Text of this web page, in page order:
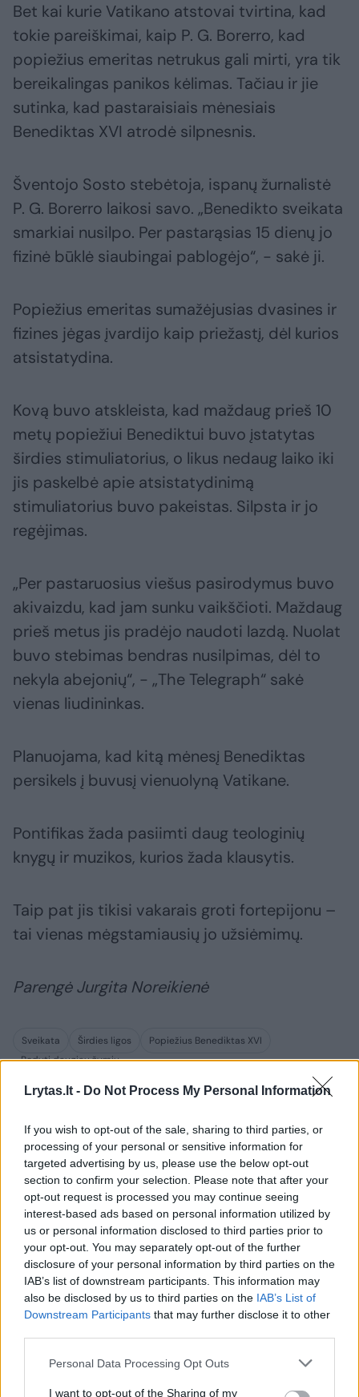
Lrytas.lt - Do Not Process My Personal Information
If you wish to opt-out of the sale, sharing to third parties, or
processing of your personal or sensitive information for
targeted advertising by us, please use the below opt-out
section to confirm your selection. Please note that after your
opt-out request is processed you may continue seeing
interest-based ads based on personal information utilized by
us or personal information disclosed to third parties prior to
your opt-out. You may separately opt-out of the further
disclosure of your personal information by third parties on the
IAB’s list of downstream participants. This information may
also be disclosed by us to third parties on the IAB’s List of
Downstream Participants that may further disclose it to other
Personal Data Processing Opt Outs
I want to opt-out of the Sharing of my
Bet kai kurie Vatikano atstovai tvirtina, kad
tokie pareiškimai, kaip P. G. Borerro, kad
popiežius emeritas netrukus gali mirti, yra tik
bereikalingas panikos kėlimas. Tačiau ir jie
sutinka, kad pastaraisiais mėnesiais
Benediktas XVI atrodė silpnesnis.
Šventojo Sosto stebėtoja, ispanų žurnalistė
P. G. Borerro laikosi savo. „Benedikto sveikata
smarkiai nusilpo. Per pastarąsias 15 dienų jo
fizinė būklė siaubingai pablogėjo“, - sakė ji.
Popiežius emeritas sumažėjusias dvasines ir
fizines jėgas įvardijo kaip priežastį, dėl kurios
atsistatydina.
Kovą buvo atskleista, kad maždaug prieš 10
metų popiežiui Benediktui buvo įstatytas
širdies stimuliatorius, o likus nedaug laiko iki
jis paskelbė apie atsistatydinimą
stimuliatorius buvo pakeistas. Silpsta ir jo
regėjimas.
„Per pastaruosius viešus pasirodymus buvo
akivaizdu, kad jam sunku vaikščioti. Maždaug
prieš metus jis pradėjo naudoti lazdą. Nuolat
buvo stebimas bendras nusilpimas, dėl to
nekyla abejonių“, - „The Telegraph“ sakė
vienas liudininkas.
Planuojama, kad kitą mėnesį Benediktas
persikels į buvusį vienuolyną Vatikane.
Pontifikas žada pasiimti daug teologinių
knygų ir muzikos, kurios žada klausytis.
Taip pat jis tikisi vakarais groti fortepijonu –
tai vienas mėgstamiausių jo užsiėmimų.
Parengė Jurgita Noreikienė
Sveikata Širdies ligos
Popiežius Benediktas XVI
Rodyti daugiau žymių
Komentuoti po šiuo straipsniu
Komentuoti gali tik Lrytas registruoti vartotojai.
Prisijunkite prie registruotų vartotojų
bendruomenės ir bendraukite komentaruose!
Rodyti komentarus
Prisijungti komentatoriams